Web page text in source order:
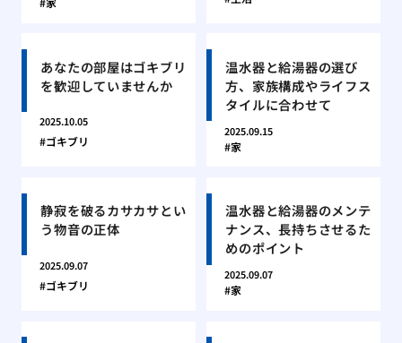
あなたの部屋はゴキブリ
を歓迎していませんか
2025.10.05
ゴキブリ
温水器と給湯器の選び
方、家族構成やライフス
タイルに合わせて
2025.09.15
家
静寂を破るカサカサとい
う物音の正体
2025.09.07
ゴキブリ
温水器と給湯器のメンテ
ナンス、長持ちさせるた
めのポイント
2025.09.07
家